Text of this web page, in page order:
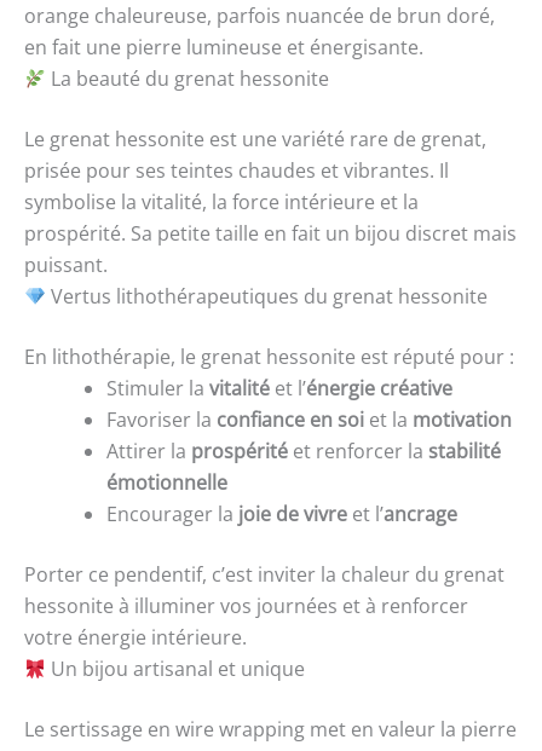
orange chaleureuse, parfois nuancée de brun doré,
en fait une pierre lumineuse et énergisante.
La beauté du grenat hessonite
Le grenat hessonite est une variété rare de grenat,
prisée pour ses teintes chaudes et vibrantes. Il
symbolise la vitalité, la force intérieure et la
prospérité. Sa petite taille en fait un bijou discret mais
puissant.
Vertus lithothérapeutiques du grenat hessonite
En lithothérapie, le grenat hessonite est réputé pour :
Stimuler la vitalité et l’énergie créative
Favoriser la confiance en soi et la motivation
Attirer la prospérité et renforcer la stabilité
émotionnelle
Encourager la joie de vivre et l’ancrage
Porter ce pendentif, c’est inviter la chaleur du grenat
hessonite à illuminer vos journées et à renforcer
votre énergie intérieure.
Un bijou artisanal et unique
Le sertissage en wire wrapping met en valeur la pierre